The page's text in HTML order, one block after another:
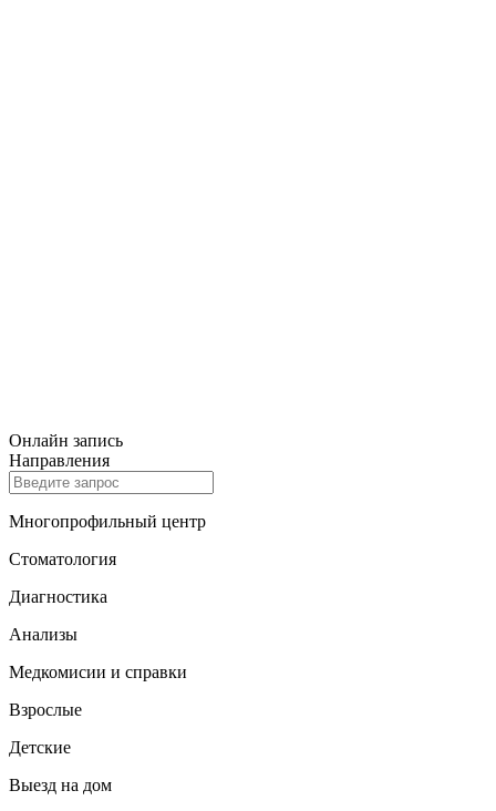
Онлайн запись
Направления
Многопрофильный центр
Стоматология
Диагностика
Анализы
Медкомисии и справки
Взрослые
Детские
Выезд на дом